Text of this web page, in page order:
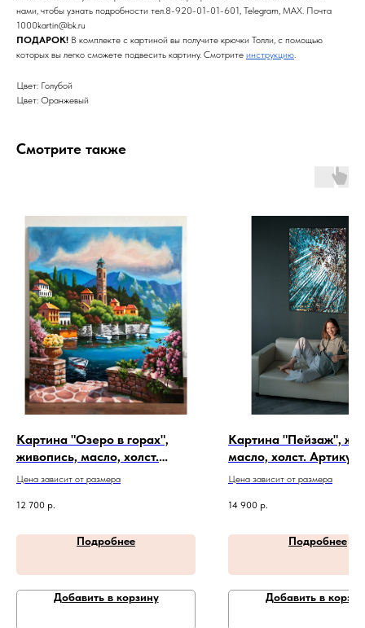
нами, чтобы узнать подробности тел.8-920-01-01-601, Telegram, MAX. Почта
1000kartin@bk.ru
ПОДАРОК! В комплекте с картиной вы получите крючки Толли, с помощью
которых вы легко сможете подвесить картину. Смотрите инструкцию.
Цвет: Голубой
Цвет: Оранжевый
Смотрите также
Картина "Озеро в горах",
живопись, масло, холст.
Артикул 19-8-6
Цена зависит от размера
12 700 р.
Подробнее
Добавить в корзину
Картина "Пейзаж",
масло, холст. Артикул
313
Цена зависит от размера
14 900 р.
Подробнее
Добавить в